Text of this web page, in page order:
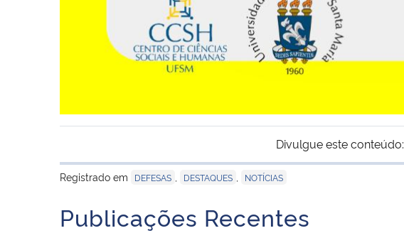
Divulgue este conteúdo:
Registrado em
DEFESAS DESTAQUES NOTÍCIAS
Publicações Recentes